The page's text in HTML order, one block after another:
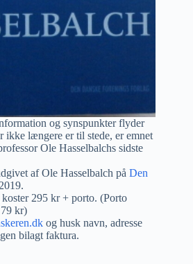
og synspunkter flyder
længere er til stede, er emnet
Ole Hasselbalchs sidste
af Ole Hasselbalch på Den
295 kr + porto. (Porto
kr)
og husk navn, adresse
bilagt faktura.